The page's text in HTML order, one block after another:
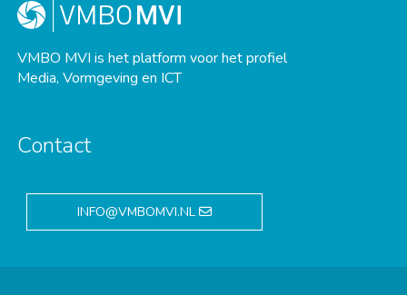
VMBO MVI is het platform voor het profiel
Media, Vormgeving en ICT
Contact
INFO@VMBOMVI.NL